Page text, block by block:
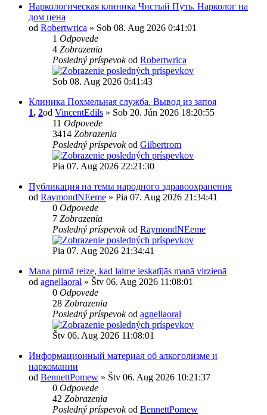
Наркологическая клиника Чистый Путь. Нарколог на
дом цена
od Robertwrica » Sob 08. Aug 2026 0:41:01
1 Odpovede
4 Zobrazenia
Posledný príspevokod Robertwrica
Sob 08. Aug 2026 0:41:43
Клиника Похмельная служба. Вывод из запоя
1, 2od VincentEdils » Sob 20. Jún 2026 18:20:55
11 Odpovede
3414 Zobrazenia
Posledný príspevokod Gilbertrom
Pia 07. Aug 2026 22:21:30
Публикация на темы народного здравоохранения
od RaymondNEeme » Pia 07. Aug 2026 21:34:41
0 Odpovede
7 Zobrazenia
Posledný príspevokod RaymondNEeme
Pia 07. Aug 2026 21:34:41
Mana pirmā reize, kad laime ieskatījās manā virzienā
od agnellaoral » Štv 06. Aug 2026 11:08:01
0 Odpovede
28 Zobrazenia
Posledný príspevokod agnellaoral
Štv 06. Aug 2026 11:08:01
Информационный материал об алкоголизме и
наркомании
od BennettPomew » Štv 06. Aug 2026 10:21:37
0 Odpovede
42 Zobrazenia
Posledný príspevokod BennettPomew